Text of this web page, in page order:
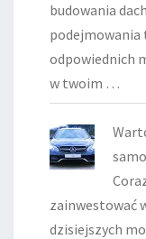
budowania
podejmowania
odpowiednich
w twoim …
zainwestować
dzisiejszych